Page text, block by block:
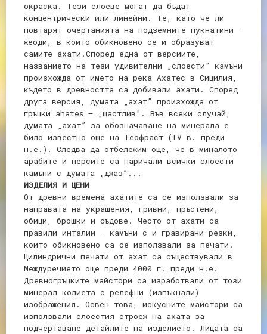
окраска. Тези слоеве могат да бъдат
концентрически или линейни. Те, като че ли
повтарят очертанията на подземните пукнатини –
жеоди, в които обикновено се и образуват
самите ахати.Според една от версиите,
названието на тези удивителни „слоести” камъни
произхожда от името на река Ахатес в Сицилия,
където в древността са добивали ахати. Според
друга версия, думата „ахат” произхожда от
гръцки ahates – „щастлив”. Във всеки случай,
думата „ахат” за обозначаване на минерала е
било известно още на Теофраст (ІV в. преди
н.е.). Следва да отбележим още, че в миналото
арабите и персите са наричали всички слоести
камъни с думата „джаз”...
ИЗДЕЛИЯ И ЦЕНИ
От древни времена ахатите са се използвали за
направата на украшения, гривни, пръстени,
обици, брошки и съдове. Често от ахати са
правили инталии – камъни с и гравирани резки,
които обикновено са се използвали за печати.
Цилиндрични печати от ахат са съществували в
Междуречието още преди 4000 г. преди н.е.
Древногръцките майстори са изработвали от този
минерал колиета с релефни (изпъкнали)
изображения. Освен това, искусните майстори са
използвали слоестия строеж на ахата за
подчертаване детайлите на изделието. Лицата са